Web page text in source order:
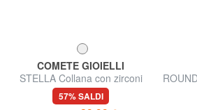
COMETE GIOIELLI
STELLA Collana con zirconi
57% SALDI